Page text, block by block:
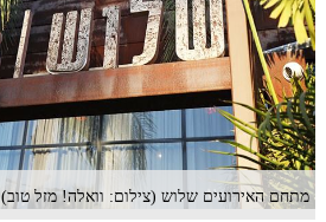
מתחם האירועים שלוש (צילום: וואלה! מזל טוב)